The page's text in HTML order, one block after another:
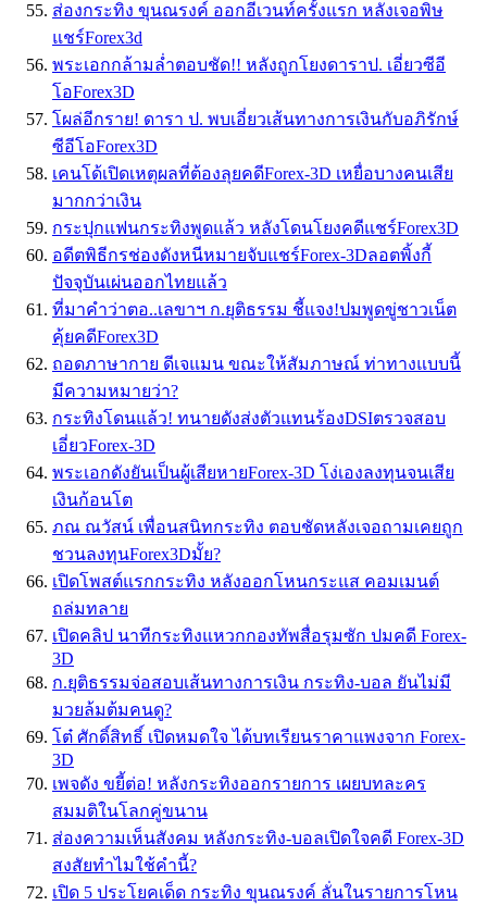
ส่องกระทิง ขุนณรงค์ ออกอีเวนท์ครั้งแรก หลังเจอพิษ
แชร์Forex3d
พระเอกกล้ามล่ำตอบชัด!! หลังถูกโยงดาราป. เอี่ยวซีอี
โอForex3D
โผล่อีกราย! ดารา ป. พบเอี่ยวเส้นทางการเงินกับอภิรักษ์
ซีอีโอForex3D
เคนโด้เปิดเหตุผลที่ต้องลุยคดีForex-3D เหยื่อบางคนเสีย
มากกว่าเงิน
กระปุกแฟนกระทิงพูดแล้ว หลังโดนโยงคดีแชร์Forex3D
อดีตพิธีกรช่องดังหนีหมายจับแชร์Forex-3Dลอตพิ้งกี้
ปัจจุบันเผ่นออกไทยแล้ว
ที่มาคำว่าตอ..เลขาฯ ก.ยุติธรรม ชี้แจง!ปมพูดขู่ชาวเน็ต
คุ้ยคดีForex3D
ถอดภาษากาย ดีเจแมน ขณะให้สัมภาษณ์ ท่าทางแบบนี้
มีความหมายว่า?
กระทิงโดนแล้ว! ทนายดังส่งตัวแทนร้องDSIตรวจสอบ
เอี่ยวForex-3D
พระเอกดังยันเป็นผู้เสียหายForex-3D โง่เองลงทุนจนเสีย
เงินก้อนโต
ภณ ณวัสน์ เพื่อนสนิทกระทิง ตอบชัดหลังเจอถามเคยถูก
ชวนลงทุนForex3Dมั้ย?
เปิดโพสต์แรกกระทิง หลังออกโหนกระแส คอมเมนต์
ถล่มทลาย
เปิดคลิป นาทีกระทิงแหวกกองทัพสื่อรุมซัก ปมคดี Forex-
3D
ก.ยุติธรรมจ่อสอบเส้นทางการเงิน กระทิง-บอล ยันไม่มี
มวยล้มต้มคนดู?
โต๋ ศักดิ์สิทธิ์ เปิดหมดใจ ได้บทเรียนราคาแพงจาก Forex-
3D
เพจดัง ขยี้ต่อ! หลังกระทิงออกรายการ เผยบทละคร
สมมติในโลกคู่ขนาน
ส่องความเห็นสังคม หลังกระทิง-บอลเปิดใจคดี Forex-3D
สงสัยทำไมใช้คำนี้?
เปิด 5 ประโยคเด็ด กระทิง ขุนณรงค์ ลั่นในรายการโหน